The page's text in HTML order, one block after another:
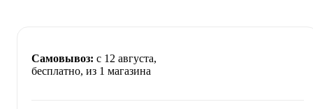
Самовывоз: c 12 августа,
бесплатно, из 1 магазина